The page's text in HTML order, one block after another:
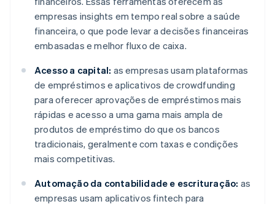
empresas insights em tempo real sobre a saúde
financeira, o que pode levar a decisões financeiras
embasadas e melhor fluxo de caixa.
Acesso a capital: as empresas usam plataformas
de empréstimos e aplicativos de crowdfunding
para oferecer aprovações de empréstimos mais
rápidas e acesso a uma gama mais ampla de
produtos de empréstimo do que os bancos
tradicionais, geralmente com taxas e condições
mais competitivas.
Automação da contabilidade e escrituração: as
empresas usam aplicativos fintech para